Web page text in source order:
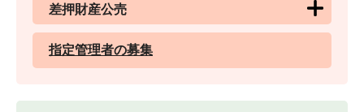
差押財産公売
指定管理者の募集